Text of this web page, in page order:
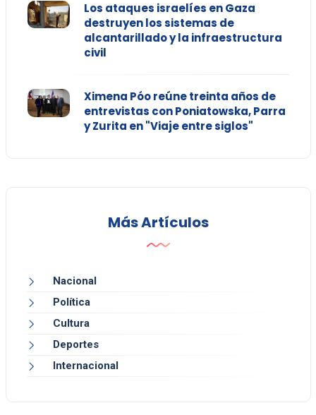
Los ataques israelíes en Gaza
destruyen los sistemas de
alcantarillado y la infraestructura
civil
Ximena Póo reúne treinta años de
entrevistas con Poniatowska, Parra
y Zurita en "Viaje entre siglos"
Más Artículos
Nacional
Política
Cultura
Deportes
Internacional